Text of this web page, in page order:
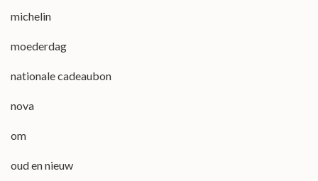
michelin
moederdag
nationale cadeaubon
nova
om
oud en nieuw